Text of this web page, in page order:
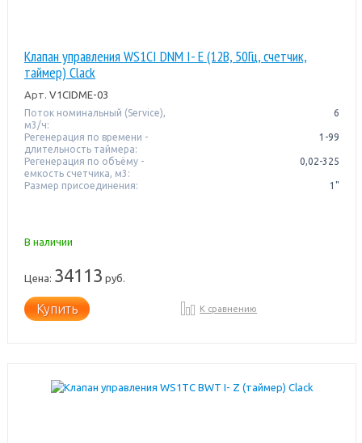
Клапан управления WS1CI DNM I- E (12В, 50Гц, счетчик,
таймер) Clack
Арт. V1CIDME-03
Поток номинальный (Service),
м3/ч:
6
Регенерация по времени -
длительность таймера:
1-99
Регенерация по объёму -
емкость счетчика, м3:
0,02-325
Размер присоединения: 1"
В наличии
Цена: 34113 руб.
Купить К сравнению